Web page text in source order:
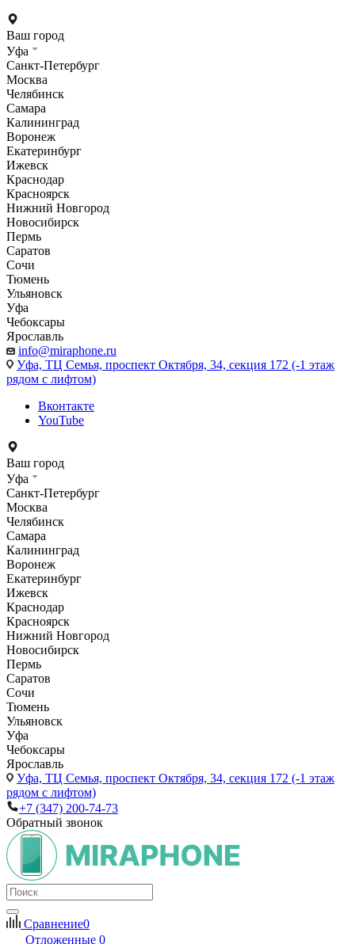
Ваш город
Уфа
Санкт-Петербург
Москва
Челябинск
Самара
Калининград
Воронеж
Екатеринбург
Ижевск
Краснодар
Красноярск
Нижний Новгород
Новосибирск
Пермь
Саратов
Сочи
Тюмень
Ульяновск
Уфа
Чебоксары
Ярославль
info@miraphone.ru
Уфа, ТЦ Семья, проспект Октября, 34, секция 172 (-1 этаж
рядом с лифтом)
Вконтакте
YouTube
Ваш город
Уфа
Санкт-Петербург
Москва
Челябинск
Самара
Калининград
Воронеж
Екатеринбург
Ижевск
Краснодар
Красноярск
Нижний Новгород
Новосибирск
Пермь
Саратов
Сочи
Тюмень
Ульяновск
Уфа
Чебоксары
Ярославль
Уфа, ТЦ Семья, проспект Октября, 34, секция 172 (-1 этаж
рядом с лифтом)
+7 (347) 200-74-73
Обратный звонок
Сравнение0
Отложенные 0